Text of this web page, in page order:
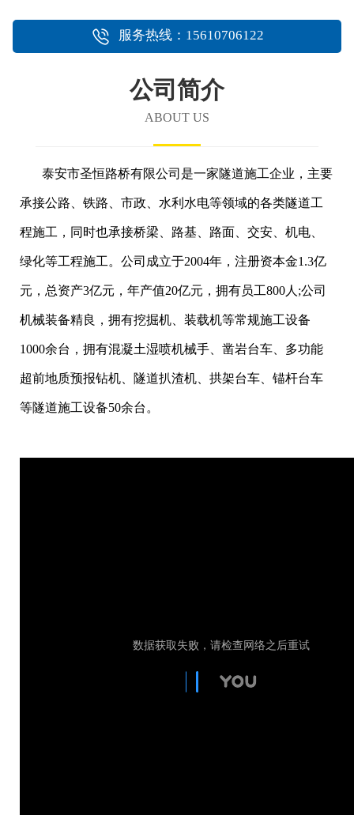
服务热线：15610706122
公司简介
ABOUT US
泰安市圣恒路桥有限公司是一家隧道施工企业，主要
承接公路、铁路、市政、水利水电等领域的各类隧道工
程施工，同时也承接桥梁、路基、路面、交安、机电、
绿化等工程施工。公司成立于2004年，注册资本金1.3亿
元，总资产3亿元，年产值20亿元，拥有员工800人;公司
机械装备精良，拥有挖掘机、装载机等常规施工设备
1000余台，拥有混凝土湿喷机械手、凿岩台车、多功能
超前地质预报钻机、隧道扒渣机、拱架台车、锚杆台车
等隧道施工设备50余台。